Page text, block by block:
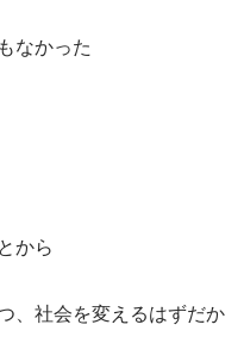
なかった
から
、社会を変えるはずだか